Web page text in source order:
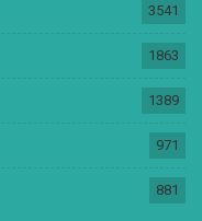
3541
1863
1389
971
881